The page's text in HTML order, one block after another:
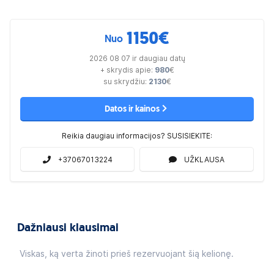
Nuo 1150€
2026 08 07 ir daugiau datų
+ skrydis apie: 980€
su skrydžiu: 2130€
Datos ir kainos
Reikia daugiau informacijos? SUSISIEKITE:
+37067013224 UŽKLAUSA
Dažniausi klausimai
Viskas, ką verta žinoti prieš rezervuojant šią kelionę.